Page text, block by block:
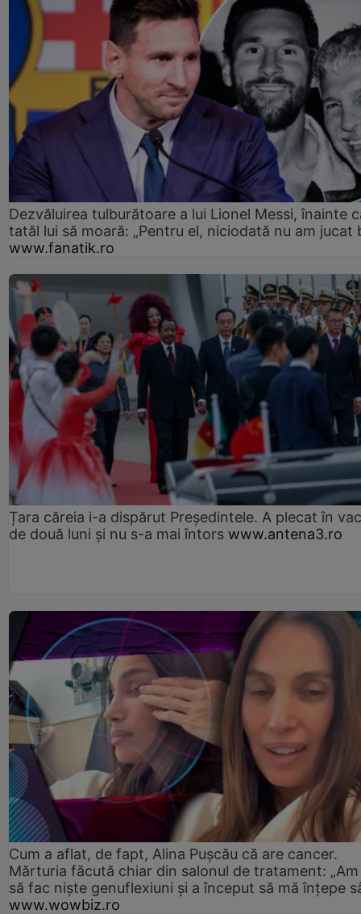
Dezvăluirea tulburătoare a lui Lionel Messi, înainte
tatăl lui să moară: „Pentru el, niciodată nu am jucat
www.fanatik.ro
Țara căreia i-a dispărut Președintele. A plecat în
de două luni și nu s-a mai întors www.antena3.ro
Cum a aflat, de fapt, Alina Pușcău că are cancer.
Mărturia făcută chiar din salonul de tratament:
să fac niște genuflexiuni și a început să mă înțepe
www.wowbiz.ro